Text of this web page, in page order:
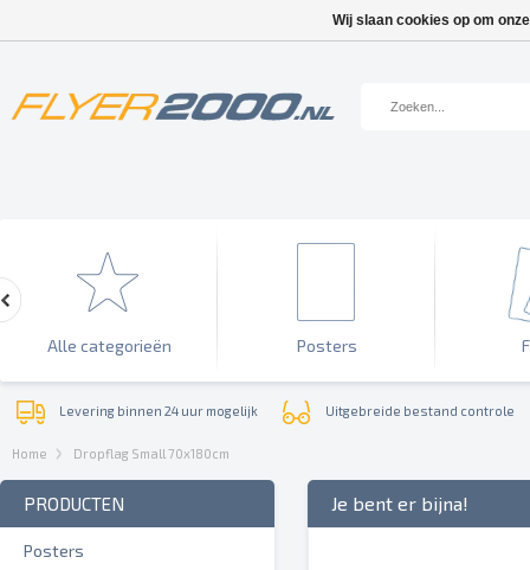
Alle categorieën Posters
Levering binnen 24 uur mogelijk Uitgebreide bestand controle
Home Dropflag Small 70x180cm
PRODUCTEN
Posters
Je bent er bijna!
Wij slaan cookies op om